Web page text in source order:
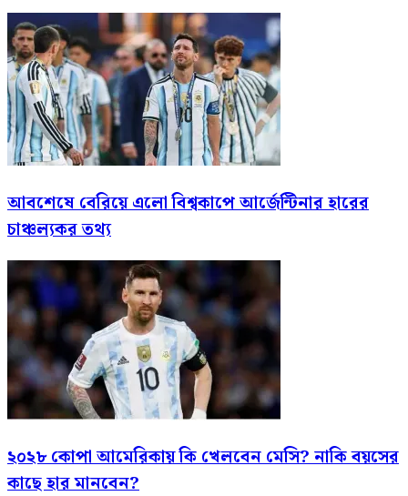
আবশেষে বেরিয়ে এলো বিশ্বকাপে আর্জেন্টিনার হারের
চাঞ্চল্যকর তথ্য
২০২৮ কোপা আমেরিকায় কি খেলবেন মেসি? নাকি বয়সের
কাছে হার মানবেন?